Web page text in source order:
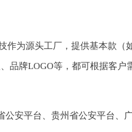
为源头工厂，提供基本款（
品牌LOGO等，都可根据客
安平台、贵州省公安平台、